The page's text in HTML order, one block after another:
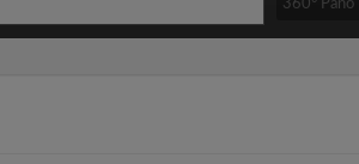
360° Pano